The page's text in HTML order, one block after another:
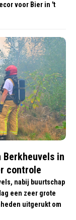
voor Bier in 't
Berkheuvels in
controle
nabij buurtschap
een zeer grote
uitgerukt om